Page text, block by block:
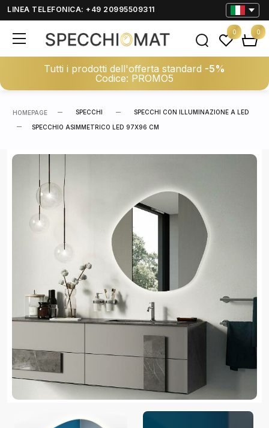
LINEA TELEFONICA: +49 20995509311
Tutti i prodotti dell'offerta standard -5%
Codice: PROMO5
0 0
HOMEPAGE SPECCHI SPECCHI CON ILLUMINAZIONE A LED
SPECCHIO ASIMMETRICO LED 97X96 CM